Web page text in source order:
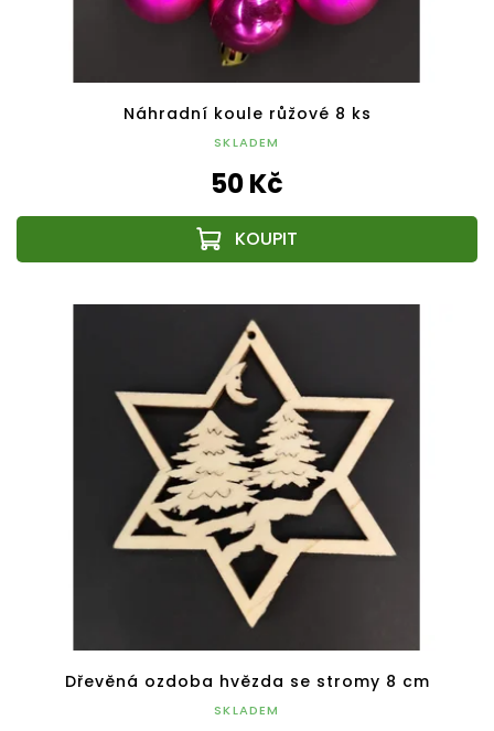
Náhradní koule růžové 8 ks
SKLADEM
50 Kč
Dřevěná ozdoba hvězda se stromy 8 cm
SKLADEM